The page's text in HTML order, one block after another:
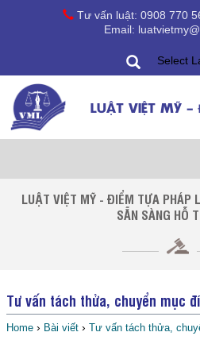
Tư vấn luật: 0908 770
Email:
Select
LUẬT VIỆT MỸ -
LUẬT VIỆT MỸ - ĐIỂM TỰA PHÁP
SẴN SÀNG HỖ
Tư vấn tách thửa, chuyển mục
Home › Bài viết › Tư vấn tách thửa,